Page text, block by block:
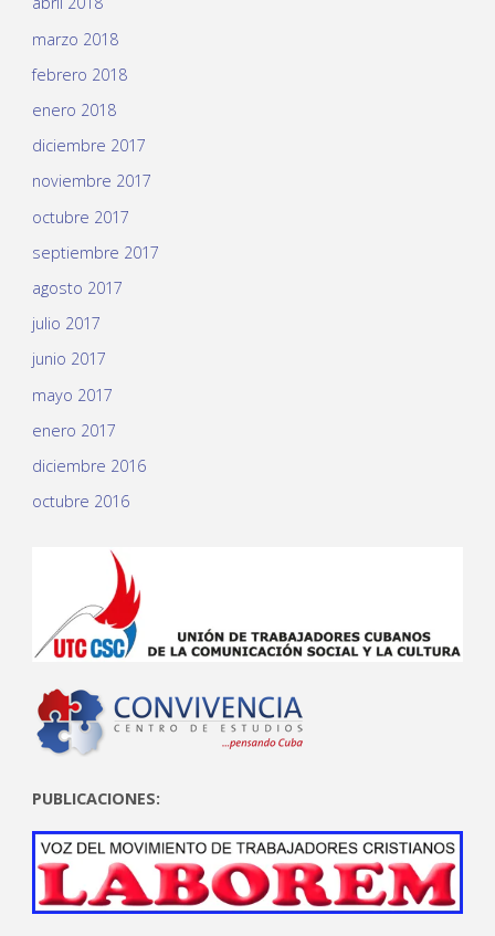
marzo 2018
febrero 2018
enero 2018
diciembre 2017
noviembre 2017
octubre 2017
septiembre 2017
agosto 2017
julio 2017
junio 2017
mayo 2017
enero 2017
diciembre 2016
octubre 2016
PUBLICACIONES: